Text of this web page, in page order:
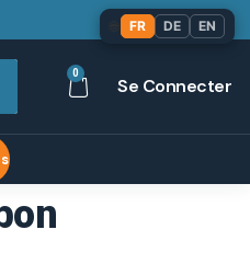
0
Se Connecter
FR DE EN